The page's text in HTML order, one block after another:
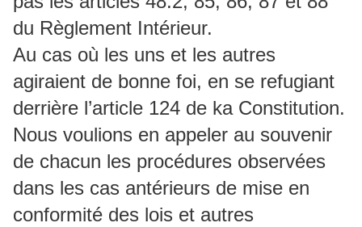
du Règlement Intérieur.
Au cas où les uns et les autres
agiraient de bonne foi, en se refugiant
derrière l’article 124 de ka Constitution.
Nous voulions en appeler au souvenir
de chacun les procédures observées
dans les cas antérieurs de mise en
conformité des lois et autres